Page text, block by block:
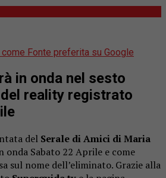
Fonte preferita su Google
in onda nel sesto
reality registrato
del Serale di Amici di Maria
onda Sabato 22 Aprile e come
sul nome dell’eliminato. Grazie alla